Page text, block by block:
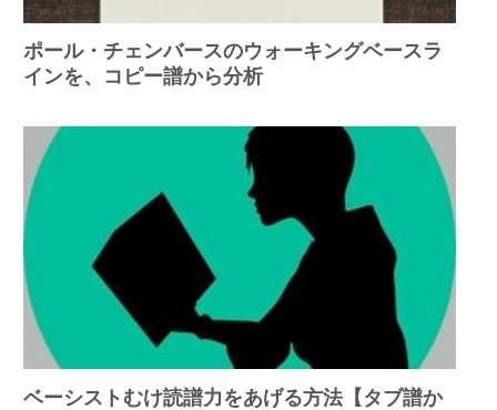
ポール・チェンバースのウォーキングベースラ
インを、コピー譜から分析
ベーシストむけ読譜力をあげる方法【タブ譜か